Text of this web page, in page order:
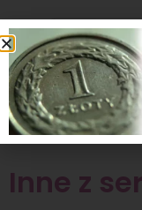
1/2
[/dflip
Inne z